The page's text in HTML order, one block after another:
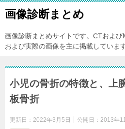
画像診断まとめ
画像診断まとめサイトです。CTおよ
および実際の画像を主に掲載しています
小児の骨折の特徴と、上
板骨折
更新日： 2022年3月5日 公開日： 2013年